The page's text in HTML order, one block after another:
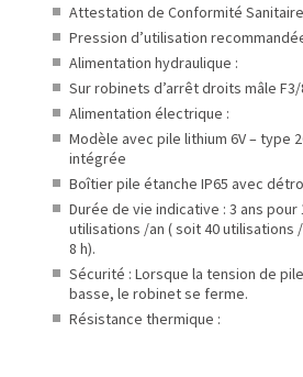
Attestation de Conformité Sanitaire
Pression d’utilisation
Alimentation hydraulique :
Sur robinets d’arrêt droits mâle F3/
Alimentation électrique :
Modèle avec pile lithium 6V – type
intégrée
Boîtier pile étanche IP65 avec
Durée de vie indicative : 3 ans pour
utilisations /an ( soit 40 utilisations
8 h).
Sécurité : Lorsque la tension de
basse, le robinet se ferme.
Résistance thermique :